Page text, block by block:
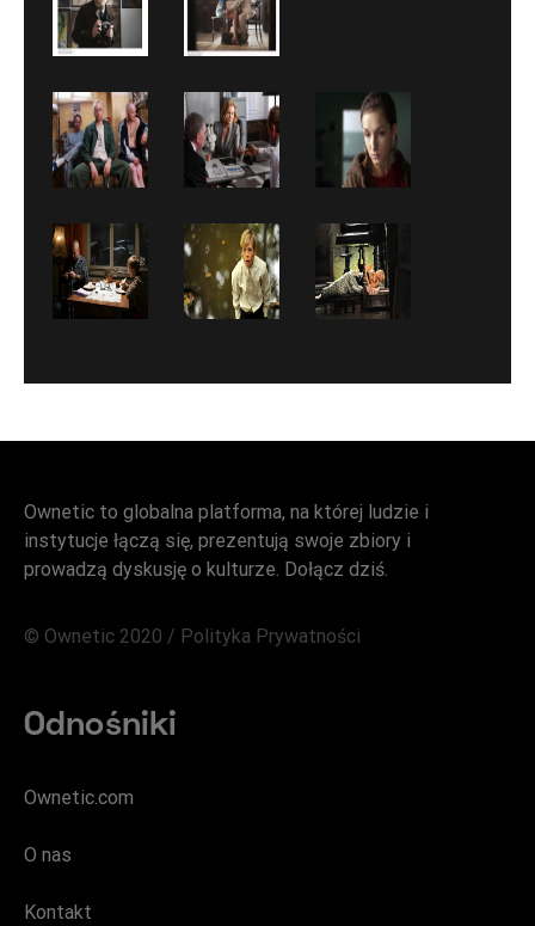
Ownetic to globalna platforma, na której ludzie i
instytucje łączą się, prezentują swoje zbiory i
prowadzą dyskusję o kulturze. Dołącz dziś.
© Ownetic 2020 / Polityka Prywatności
Odnośniki
Ownetic.com
O nas
Kontakt